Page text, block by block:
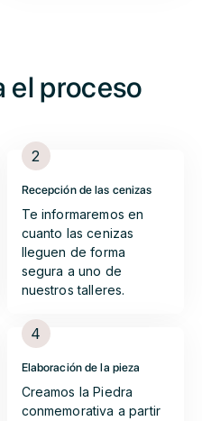
el proceso
2
Recepción de las cenizas
Te informaremos en
cuanto las cenizas
lleguen de forma
segura a uno de
nuestros talleres.
4
Elaboración de la pieza
Creamos la Piedra
conmemorativa a partir